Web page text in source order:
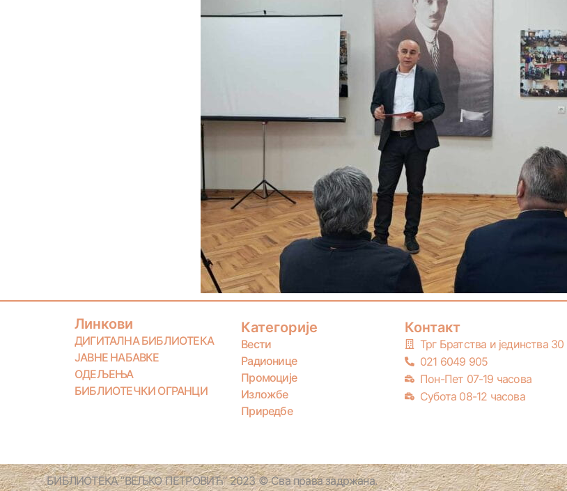
Линкови
ДИГИТАЛНА БИБЛИОТЕКА
ЈАВНЕ НАБАВКЕ
ОДЕЉЕЊА
БИБЛИОТЕЧКИ ОГРАНЦИ
Категорије
Вести
Радионице
Промоције
Изложбе
Приредбе
Контакт
Трг Братства и јединства 30
021 6049 905
Пон-Пет 07-19 часова
Субота 08-12 часова
БИБЛИОТЕКА ”ВЕЉКО ПЕТРОВИЋ” 2023 © Сва права задржана.